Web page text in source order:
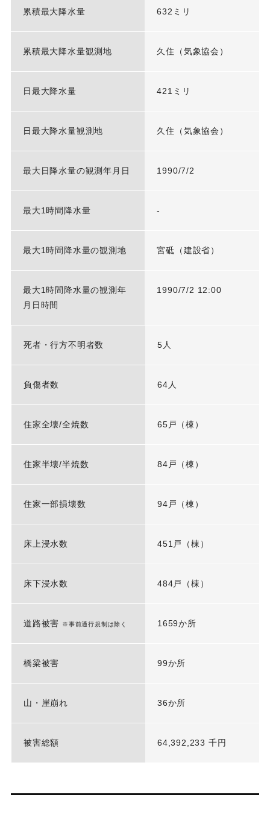
累積最大降水量 632ミリ
累積最大降水量観測地 久住（気象協会）
日最大降水量 421ミリ
日最大降水量観測地 久住（気象協会）
最大日降水量の観測年月日 1990/7/2
最大1時間降水量 -
最大1時間降水量の観測地 宮砥（建設省）
最大1時間降水量の観測年
月日時間
1990/7/2 12:00
死者・行方不明者数 5人
負傷者数 64人
住家全壊/全焼数 65戸（棟）
住家半壊/半焼数 84戸（棟）
住家一部損壊数 94戸（棟）
床上浸水数 451戸（棟）
床下浸水数 484戸（棟）
道路被害 ※事前通行規制は除く 1659か所
橋梁被害 99か所
山・崖崩れ 36か所
被害総額 64,392,233 千円